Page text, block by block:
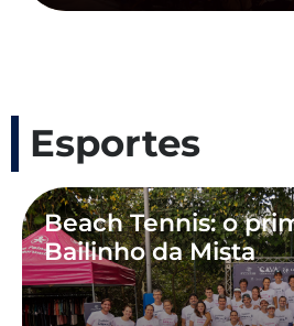
Esportes
Beach Tennis: o
Bailinho da Mista